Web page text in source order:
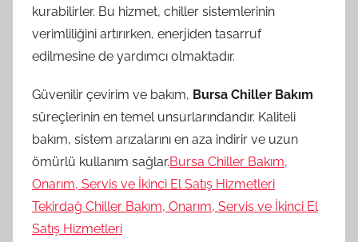
kurabilirler. Bu hizmet, chiller sistemlerinin
verimliliğini artırırken, enerjiden tasarruf
edilmesine de yardımcı olmaktadır.
Güvenilir çevirim ve bakım, Bursa Chiller Bakım
süreçlerinin en temel unsurlarındandır. Kaliteli
bakım, sistem arızalarını en aza indirir ve uzun
ömürlü kullanım sağlar.Bursa Chiller Bakım,
Onarım, Servis ve İkinci El Satış Hizmetleri
Tekirdağ Chiller Bakım, Onarım, Servis ve İkinci El
Satış Hizmetleri